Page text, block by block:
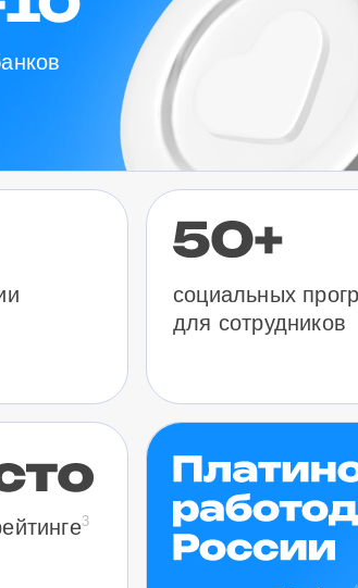
социальных
для сотрудников
3